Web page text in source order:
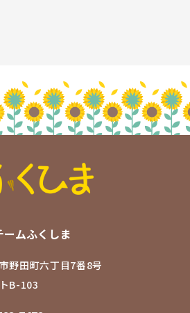
ームふくしま
野田町六丁目7番8号
B-103